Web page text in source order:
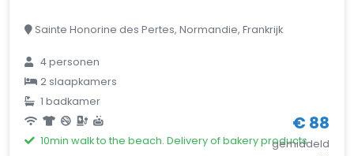
Sainte Honorine des Pertes, Normandie, Frankrijk
4 personen
2 slaapkamers
1 badkamer
10min walk to the beach. Delivery of bakery products
€ 88
gemiddeld